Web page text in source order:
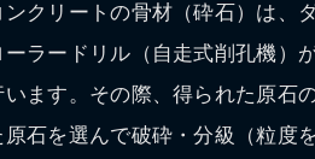
クリートの骨材（砕石）は、
ラードリル（自走式削孔機）
ます。その際、得られた原石
石を選んで破砕・分級（粒度